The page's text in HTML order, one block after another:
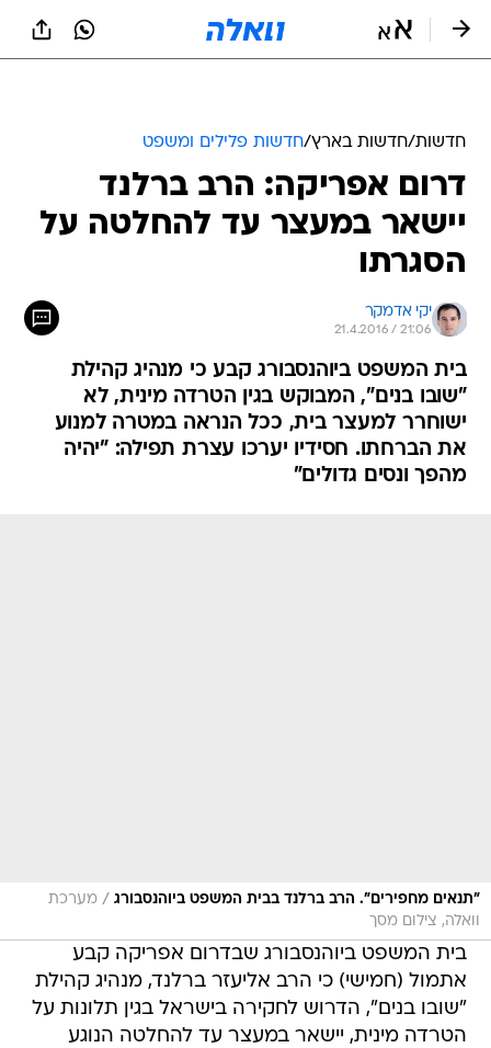
חדשות/חדשות בארץ/חדשות פלילים ומשפט
דרום אפריקה: הרב ברלנד
יישאר במעצר עד להחלטה על
הסגרתו
יקי אדמקר
21.4.2016 / 21:06
בית המשפט ביוהנסבורג קבע כי מנהיג קהילת
"שובו בנים", המבוקש בגין הטרדה מינית, לא
ישוחרר למעצר בית, ככל הנראה במטרה למנוע
את הברחתו. חסידיו יערכו עצרת תפילה: "יהיה
מהפך ונסים גדולים"
"תנאים מחפירים". הרב ברלנד בבית המשפט ביוהנסבורג / מערכת
וואלה, צילום מסך
בית המשפט ביוהנסבורג שבדרום אפריקה קבע
אתמול (חמישי) כי הרב אליעזר ברלנד, מנהיג קהילת
"שובו בנים", הדרוש לחקירה בישראל בגין תלונות על
הטרדה מינית, יישאר במעצר עד להחלטה הנוגע